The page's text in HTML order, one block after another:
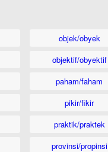
objek/obyek
objektif/obyektif
paham/faham
pikir/fikir
praktik/praktek
provinsi/propinsi